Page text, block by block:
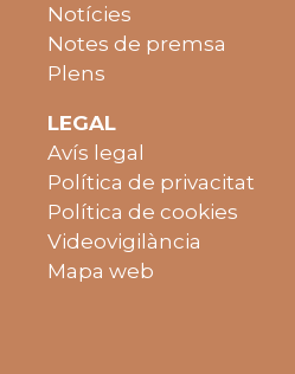
Notícies
Notes de premsa
Plens
LEGAL
Avís legal
Política de privacitat
Política de cookies
Videovigilància
Mapa web